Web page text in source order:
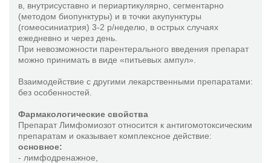
Хепель
Цель Т
Церебрум композитум Н
Энгистол
Эуфорбиум композитум Назентропфен C
Препараты GUNA
Микокс
в, внутрисуставно и периартикулярно, сегментарно
(методом биопунктуры) и в точки акупунктуры
(гомеосиниатрия) 3-2 р/неделю, в острых случаях
ежедневно и через день.
При невозможности парентерального введения препарат
можно принимать в виде «питьевых ампул».
Взаимодействие с другими лекарственными препаратами:
без особенностей.
Фармакологические свойства
Препарат Лимфомиозот относится к антигомотоксическим
препаратам и оказывает комплексное действие:
основное:
- лимфодренажное,